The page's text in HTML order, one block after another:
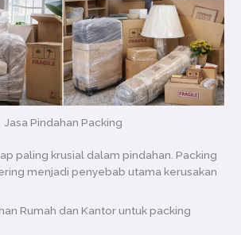
Jasa Pindahan Packing
paling krusial dalam pindahan. Packing
menjadi penyebab utama kerusakan
Rumah dan Kantor untuk packing